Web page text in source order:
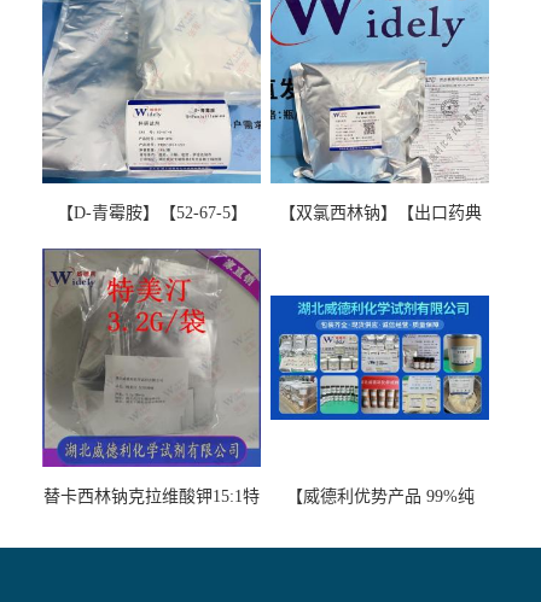
【D-青霉胺】【52-67-5】
图谱检测方法现货供应咨询
张军52-67-5
【双氯西林钠】【出口药典
替卡西林钠克拉维酸钾15:1特
【威德利优势产品 99%纯